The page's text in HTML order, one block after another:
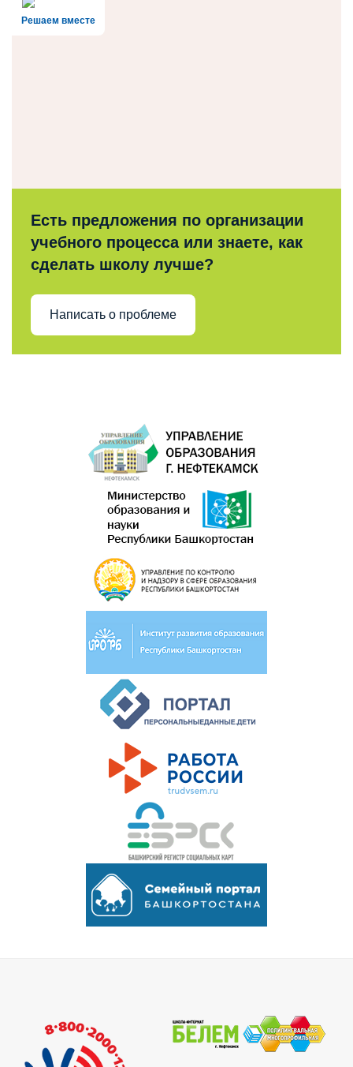
Решаем вместе
Есть предложения по организации
учебного процесса или знаете, как
сделать школу лучше?
Написать о проблеме